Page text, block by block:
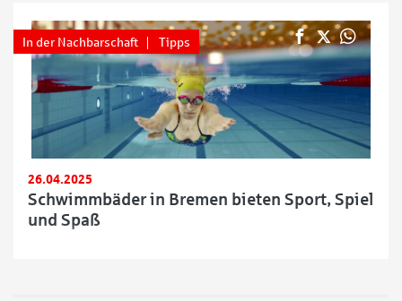
In der Nachbarschaft Tipps
26.04.2025
Schwimmbäder in Bremen bieten Sport, Spiel
und Spaß